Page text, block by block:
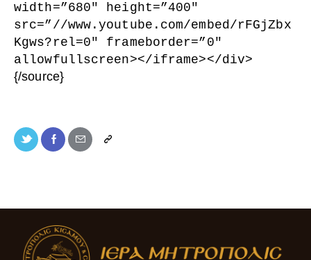
width=”680″ height=”400″
src=”//www.youtube.com/embed/rFGjZbx
Kgws?rel=0″ frameborder=”0″
allowfullscreen></iframe></div>
{/source}